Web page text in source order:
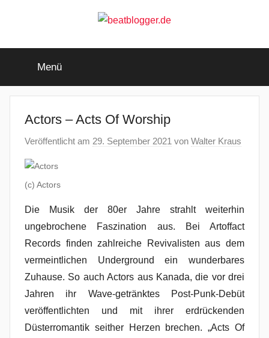
beatblogger.de
beat
goes
Menü
Actors – Acts Of Worship
Veröffentlicht am 29. September 2021 von Walter Kraus
(c) Actors
Die Musik der 80er Jahre strahlt weiterhin
ungebrochene Faszination aus. Bei Artoffact
Records finden zahlreiche Revivalisten aus dem
vermeintlichen Underground ein wunderbares
Zuhause. So auch Actors aus Kanada, die vor drei
Jahren ihr Wave-getränktes Post-Punk-Debüt
veröffentlichten und mit ihrer erdrückenden
Düsterromantik seither Herzen brechen. „Acts Of